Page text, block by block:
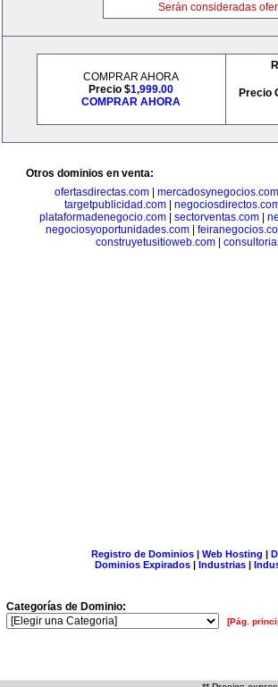
Serán consideradas
COMPRAR AHORA
Precio $1,999.00
COMPRAR AHORA
Precio
Otros dominios en venta:
ofertasdirectas.com
mercadosynegocios.com
targetpublicidad.com
plataformadenegocio.com| sectorventas.com|
negociosyoportunidades.com
construyetusitioweb.com
Registro de Dominios| Web Hosting |
Dominios Expirados | Industrias |
Categorías de Dominio:
[Pág.